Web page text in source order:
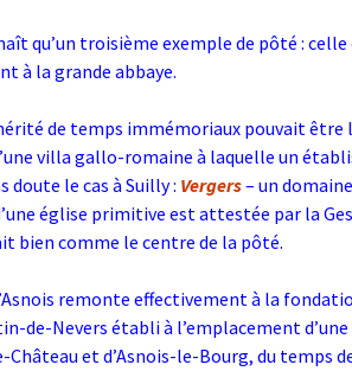
qu’un troisième exemple de pôté : celle
à la grande abbaye.
de temps immémoriaux pouvait être
villa gallo-romaine à laquelle un
doute le cas à Suilly : Vergers– un
église primitive est attestée par la
bien comme le centre de la pôté.
remonte effectivement à la
de-Nevers établi à l’emplacement
Château et d’Asnois-le-Bourg, du temps